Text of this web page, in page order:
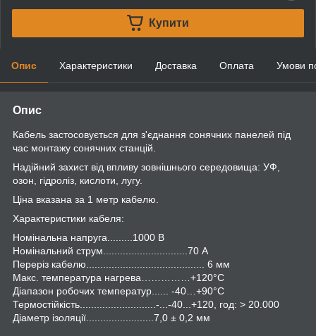
Купити
Опис Характеристики Доставка Оплата Умови
Опис
Кабель застосовується для з'єднання сонячних панелей під
час монтажу сонячних станцій.
Надійний захист від впливу зовнішнього середовища: УФ,
озон, гідроліз, кислоти, лугу.
Ціна вказана за 1 метр кабелю.
Характеристики кабеля:
Номінальна напруга.........1000 В
Номінальний струм..............................70 А
Переріз кабелю.......................................... 6 мм
Макс. температура нагрева……………+120°С
Діапазон робочих температур...... -40…+90°С
Термостійкість...........................-...-40...+120, год: > 20.000
Діаметр ізоляції........................7,0 ± 0,2 мм